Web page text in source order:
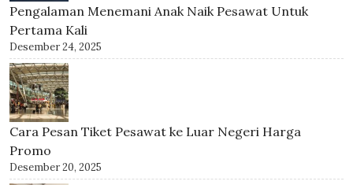
Pengalaman Menemani Anak Naik Pesawat Untuk
Pertama Kali
Desember 24, 2025
Cara Pesan Tiket Pesawat ke Luar Negeri Harga
Promo
Desember 20, 2025